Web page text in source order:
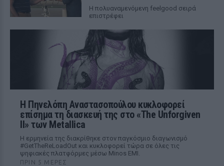
Η πολυαναμενόμενη feelgood σειρά
επιστρέφει
Η Πηνελόπη Αναστασοπούλου κυκλοφορεί
επίσημα τη διασκευή της στο «The Unforgiven
II» των Metallica
Η ερμηνεία της διακρίθηκε στον παγκόσμιο διαγωνισμό
#GetTheReLoadOut και κυκλοφορεί τώρα σε όλες τις
ψηφιακές πλατφόρμες μέσω Minos EMI.
ΠΡΙΝ 5 ΜΈΡΕΣ